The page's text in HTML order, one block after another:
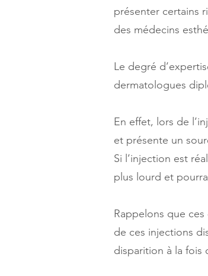
présenter certains
des médecins
Le degré
dermatologues
En effet, lors de
et présente un
Si l’injection est
plus lourd et
Rappelons que
de ces injections
disparition à la fois